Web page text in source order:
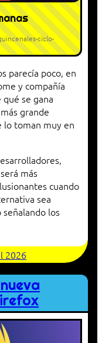
ciclo-
parecía poco, en
y compañía
qué se gana
grande
lo toman muy en
más
cuando
sea
los
2026